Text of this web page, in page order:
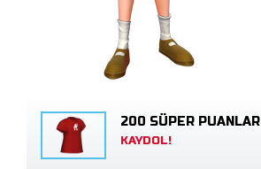
200 SÜPER PUANLAR
KAYDOL!